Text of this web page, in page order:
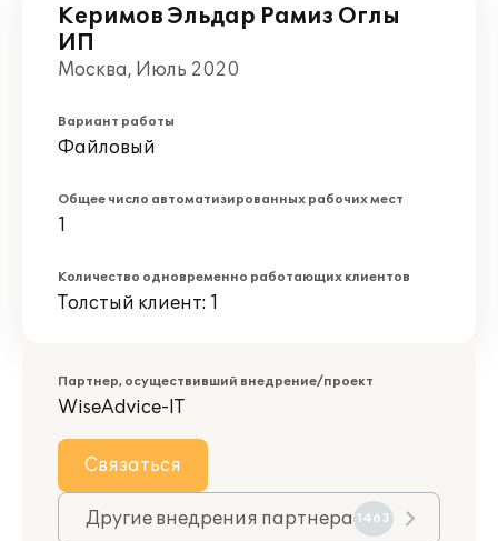
Керимов Эльдар Рамиз Оглы
ИП
Москва, Июль 2020
Вариант работы
Файловый
Общее число автоматизированных рабочих мест
1
Количество одновременно работающих клиентов
Толстый клиент: 1
Партнер, осуществивший внедрение/проект
WiseAdvice-IT
Связаться
Другие внедрения партнера 1463